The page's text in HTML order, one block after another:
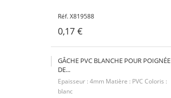
Réf. X819588
0,17 €
GÂCHE PVC BLANCHE POUR POIGNÉE
DE...
Epaisseur : 4mm Matière : PVC Coloris :
blanc